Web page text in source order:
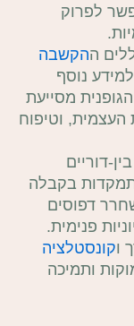
לפרוק
ההקשבה
נוסף
מסייעת
וטיפוח
דוריים
בקבלה
דפוסים
פנימית.
וקונסטלציה
ותמיכה